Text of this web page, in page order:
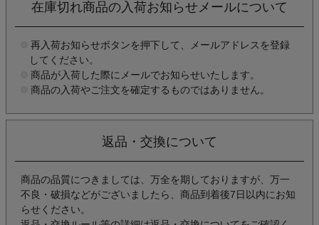
在庫切れ商品の入荷お知らせメールについて
再入荷お知らせボタンを押下して、メールアドレスを登録
してください。
商品が入荷した際にメールでお知らせいたします。
商品の入荷やご注文を確定するものではありません。
返品・交換について
商品の品質につきましては、万全を期しておりますが、万一
不良・破損などがございましたら、商品到着後7日以内にお知
らせください。